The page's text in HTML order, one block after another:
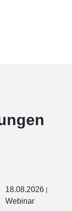
18.08.2026
Webinar